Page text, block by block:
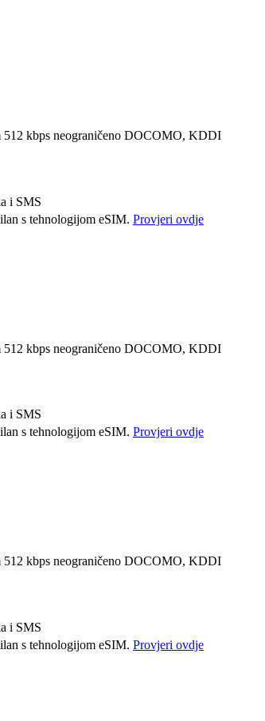
kbps neograničeno DOCOMO, KDDI
i SMS
s tehnologijom eSIM. Provjeri ovdje
kbps neograničeno DOCOMO, KDDI
i SMS
s tehnologijom eSIM. Provjeri ovdje
kbps neograničeno DOCOMO, KDDI
i SMS
s tehnologijom eSIM. Provjeri ovdje